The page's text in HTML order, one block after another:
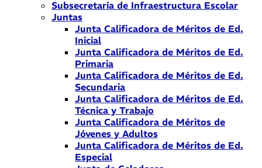
Subsecretaría de Infraestructura Escolar
Juntas
Junta Calificadora de Méritos de Ed.
Inicial
Junta Calificadora de Méritos de Ed.
Primaria
Junta Calificadora de Méritos de Ed.
Secundaria
Junta Calificadora de Méritos de Ed.
Técnica y Trabajo
Junta Calificadora de Méritos de
Jóvenes y Adultos
Junta Calificadora de Méritos de Ed.
Especial